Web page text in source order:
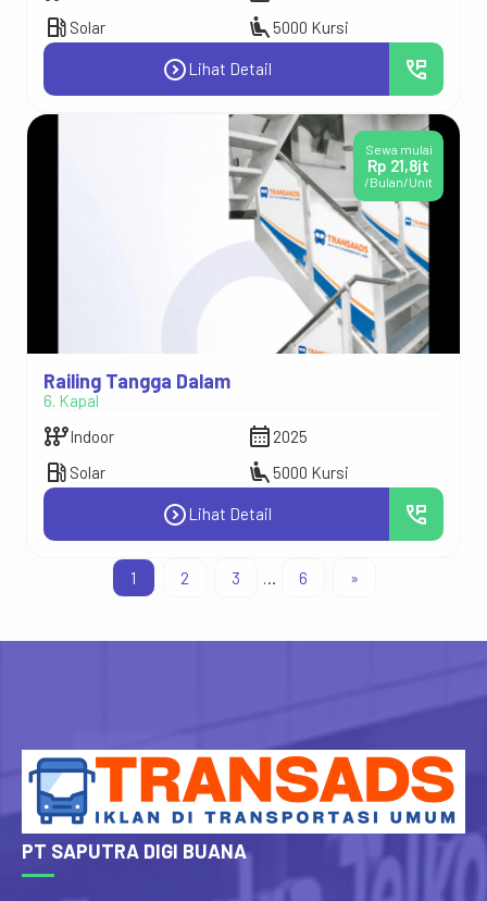
local_gas_station Solar airline_seat_recline_extra5000 Kursi
expand_circle_right Lihat Detail perm_phone_msg
Railing Tangga Dalam
6. Kapal
auto_transmissionIndoor calendar_month 2025
local_gas_station Solar airline_seat_recline_extra5000 Kursi
Sewa mulai
Rp 21,8jt
/Bulan/Unit
expand_circle_right Lihat Detail perm_phone_msg
1 2 3 … 6 »
PT SAPUTRA DIGI BUANA